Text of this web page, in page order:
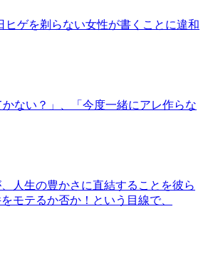
ゲを剃らない女性が書くことに違和
ない？」、「今度一緒にアレ作らな
人生の豊かさに直結することを彼ら
モテるか否か！という目線で、